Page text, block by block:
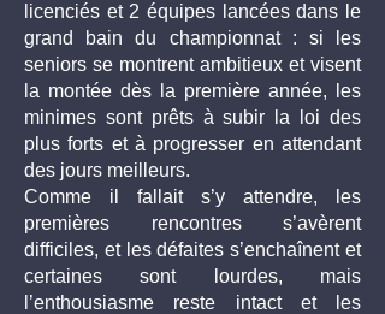
licenciés et 2 équipes lancées dans le
grand bain du championnat : si les
seniors se montrent ambitieux et visent
la montée dès la première année, les
minimes sont prêts à subir la loi des
plus forts et à progresser en attendant
des jours meilleurs.
Comme il fallait s’y attendre, les
premières rencontres s’avèrent
difficiles, et les défaites s’enchaînent et
certaines sont lourdes, mais
l’enthousiasme reste intact et les